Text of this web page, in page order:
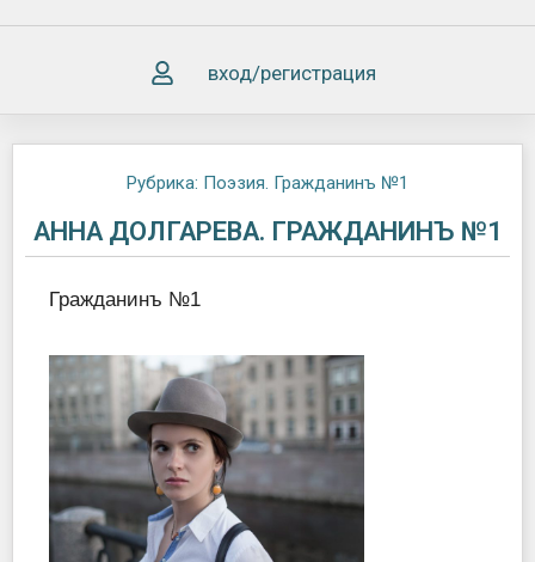
вход/регистрация
Рубрика: Поэзия. Гражданинъ №1
АННА ДОЛГАРЕВА. ГРАЖДАНИНЪ №1
Гражданинъ №1